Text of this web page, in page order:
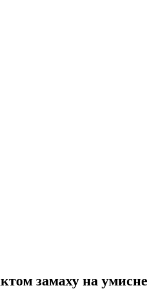
замаху на умисне